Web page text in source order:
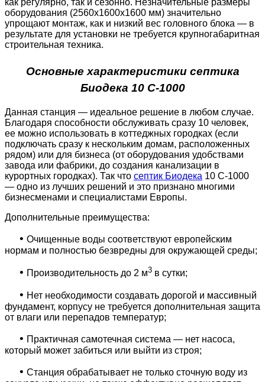
как регулярно, так и сезонно. Незначительные размеры
оборудования (2560х1600х1600 мм) значительно
упрощают монтаж, как и низкий вес головного блока — в
результате для установки не требуется крупногабаритная
строительная техника.
Основные характеристики септика
Биодека 10 C-1000
Данная станция — идеальное решение в любом случае.
Благодаря способности обслуживать сразу 10 человек,
ее можно использовать в коттеджных городках (если
подключать сразу к нескольким домам, расположенных
рядом) или для бизнеса (от оборудования удобствами
завода или фабрики, до создания канализации в
курортных городках). Так что септик Биодека 10 C-1000
— одно из лучших решений и это признано многими
бизнесменами и специалистами Европы.
Дополнительные преимущества:
• Очищенные воды соответствуют европейским
нормам и полностью безвредны для окружающей среды;
• Производительность до 2 м3 в сутки;
• Нет необходимости создавать дорогой и массивный
фундамент, корпусу не требуется дополнительная защита
от влаги или перепадов температур;
• Практичная самотечная система — нет насоса,
который может забиться или выйти из строя;
• Станция обрабатывает не только сточную воду из